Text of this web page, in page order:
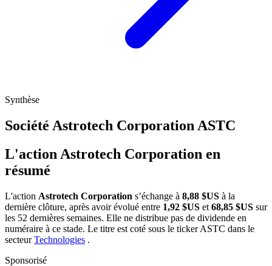
Synthèse
Société Astrotech Corporation ASTC
L'action Astrotech Corporation en
résumé
L'action Astrotech Corporation s’échange à 8,88 $US à la
dernière clôture, après avoir évolué entre 1,92 $US et 68,85 $US sur
les 52 dernières semaines. Elle ne distribue pas de dividende en
numéraire à ce stade. Le titre est coté sous le tickerASTC dans le
secteurTechnologies .
Sponsorisé